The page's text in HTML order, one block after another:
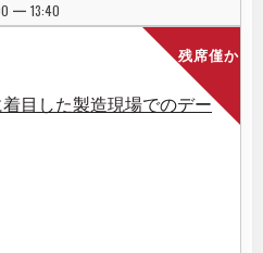
| 13:40
残席僅か
目した製造現場でのデー